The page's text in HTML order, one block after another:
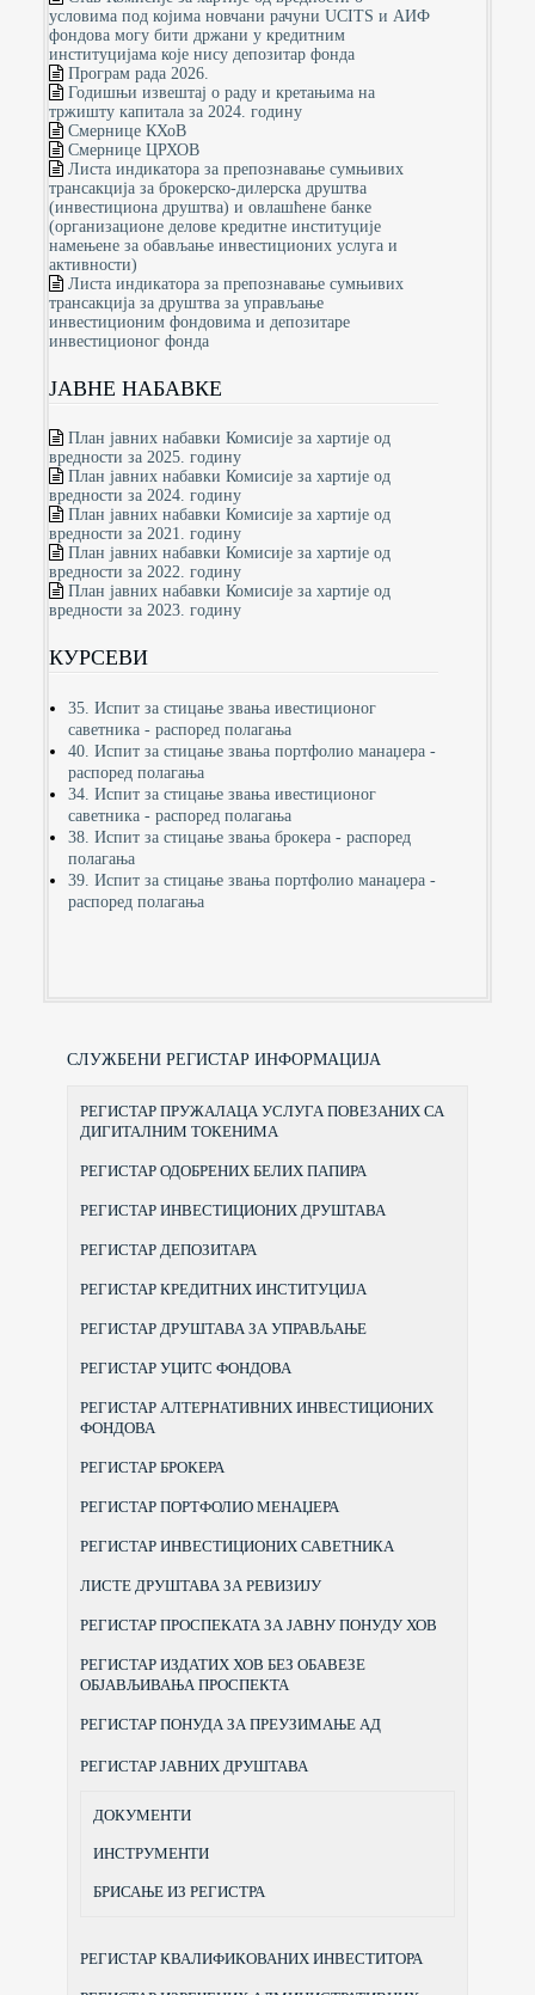
условима под којима новчани рачуни UCITS и АИФ
фондова могу бити држани у кредитним
институцијама које нису депозитар фонда
Програм рада 2026.
Годишњи извештај о раду и кретањима на
тржишту капитала за 2024. годину
Смернице КХоВ
Смернице ЦРХОВ
Листа индикатора за препознавање сумњивих
трансакција за брокерско-дилерска друштва
(инвестициона друштва) и овлашћене банке
(организационе делове кредитне институције
намењене за обављање инвестиционих услуга и
активности)
Листа индикатора за препознавање сумњивих
трансакција за друштва за управљање
инвестиционим фондовима и депозитаре
инвестиционог фонда
ЈАВНЕ НАБАВКЕ
План јавних набавки Комисије за хартије од
вредности за 2025. годину
План јавних набавки Комисије за хартије од
вредности за 2024. годину
План јавних набавки Комисије за хартије од
вредности за 2021. годину
План јавних набавки Комисије за хартије од
вредности за 2022. годину
План јавних набавки Комисије за хартије од
вредности за 2023. годину
КУРСЕВИ
35. Испит за стицање звања ивестиционог
саветника - распоред полагања
40. Испит за стицање звања портфолио манаџера -
распоред полагања
34. Испит за стицање звања ивестиционог
саветника - распоред полагања
38. Испит за стицање звања брокера - распоред
полагања
39. Испит за стицање звања портфолио манаџера -
распоред полагања
СЛУЖБЕНИ РЕГИСТАР ИНФОРМАЦИЈА
РЕГИСТАР ПРУЖАЛАЦА УСЛУГА ПОВЕЗАНИХ СА
ДИГИТАЛНИМ ТОКЕНИМА
РЕГИСТАР ОДОБРЕНИХ БЕЛИХ ПАПИРА
РЕГИСТАР ИНВЕСТИЦИОНИХ ДРУШТАВА
РЕГИСТАР ДЕПОЗИТАРА
РЕГИСТАР КРЕДИТНИХ ИНСТИТУЦИЈА
РЕГИСТАР ДРУШТАВА ЗА УПРАВЉАЊЕ
РЕГИСТАР УЦИТС ФОНДОВА
РЕГИСТАР АЛТЕРНАТИВНИХ ИНВЕСТИЦИОНИХ
ФОНДОВА
РЕГИСТАР БРОКЕРА
РЕГИСТАР ПОРТФОЛИО МЕНАЏЕРА
РЕГИСТАР ИНВЕСТИЦИОНИХ САВЕТНИКА
ЛИСТЕ ДРУШТАВА ЗА РЕВИЗИЈУ
РЕГИСТАР ПРОСПЕКАТА ЗА ЈАВНУ ПОНУДУ ХОВ
РЕГИСТАР ИЗДАТИХ ХОВ БЕЗ ОБАВЕЗЕ
ОБЈАВЉИВАЊА ПРОСПЕКТА
РЕГИСТАР ПОНУДА ЗА ПРЕУЗИМАЊЕ АД
РЕГИСТАР ЈАВНИХ ДРУШТАВА
ДОКУМЕНТИ
ИНСТРУМЕНТИ
БРИСАЊЕ ИЗ РЕГИСТРА
РЕГИСТАР КВАЛИФИКОВАНИХ ИНВЕСТИТОРА